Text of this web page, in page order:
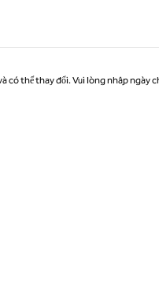
thể thay đổi. Vui lòng nhập ngày